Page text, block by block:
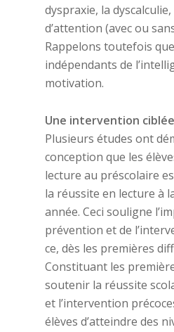
dyspraxie, la
d’attention (avec ou
Rappelons toutefois
indépendants de
motivation.
Une intervention ciblée
Plusieurs études ont
conception que les
lecture au préscolaire
la réussite en lecture à
année. Ceci souligne
prévention et de
ce, dès les premières
Constituant les
soutenir la réussite
et l’intervention
élèves d’atteindre des